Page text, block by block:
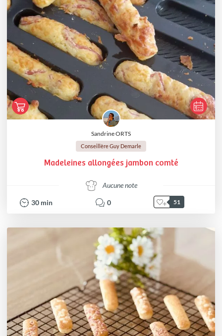
Sandrine ORTS
Conseillère Guy Demarle
Madeleines allongées jambon comté
Aucune note
30 min 0 51